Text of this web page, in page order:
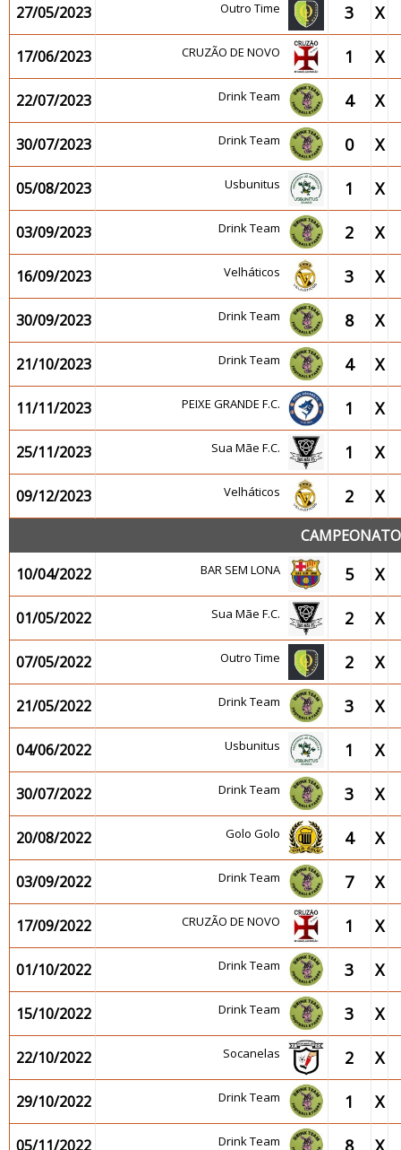
27/05/2023 Outro Time 3 X
17/06/2023 CRUZÃO DE NOVO 1 X
22/07/2023 Drink Team 4 X
30/07/2023 Drink Team 0 X
05/08/2023 Usbunitus 1 X
03/09/2023 Drink Team 2 X
16/09/2023 Velháticos 3 X
30/09/2023 Drink Team 8 X
21/10/2023 Drink Team 4 X
11/11/2023 PEIXE GRANDE F.C. 1 X
25/11/2023 Sua Mãe F.C. 1 X
09/12/2023 Velháticos 2 X
10/04/2022
BAR SEM LONA 5 X
01/05/2022 Sua Mãe F.C. 2 X
07/05/2022 Outro Time 2 X
21/05/2022 Drink Team 3 X
04/06/2022 Usbunitus 1 X
30/07/2022 Drink Team 3 X
20/08/2022 Golo Golo 4 X
03/09/2022 Drink Team 7 X
17/09/2022 CRUZÃO DE NOVO 1 X
01/10/2022 Drink Team 3 X
15/10/2022 Drink Team 3 X
22/10/2022 Socanelas 2 X
29/10/2022 Drink Team 1 X
05/11/2022 Drink Team 8 X